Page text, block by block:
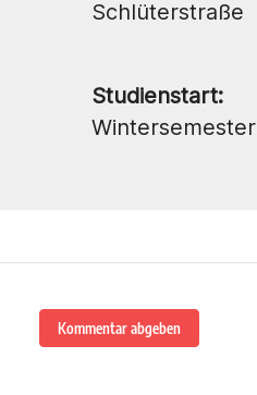
Schlüterstraße
Studienstart:
Wintersemester
Kommentar abgeben